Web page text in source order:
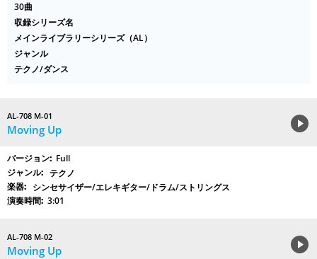
30曲
収録シリーズ名
メインライブラリーシリーズ（AL）
ジャンル
テクノ/ダンス
AL-708 M-01
Moving Up
Full
テクノ
シンセサイザー/エレキギター/ドラム/ストリングス
3:01
AL-708 M-02
Moving Up